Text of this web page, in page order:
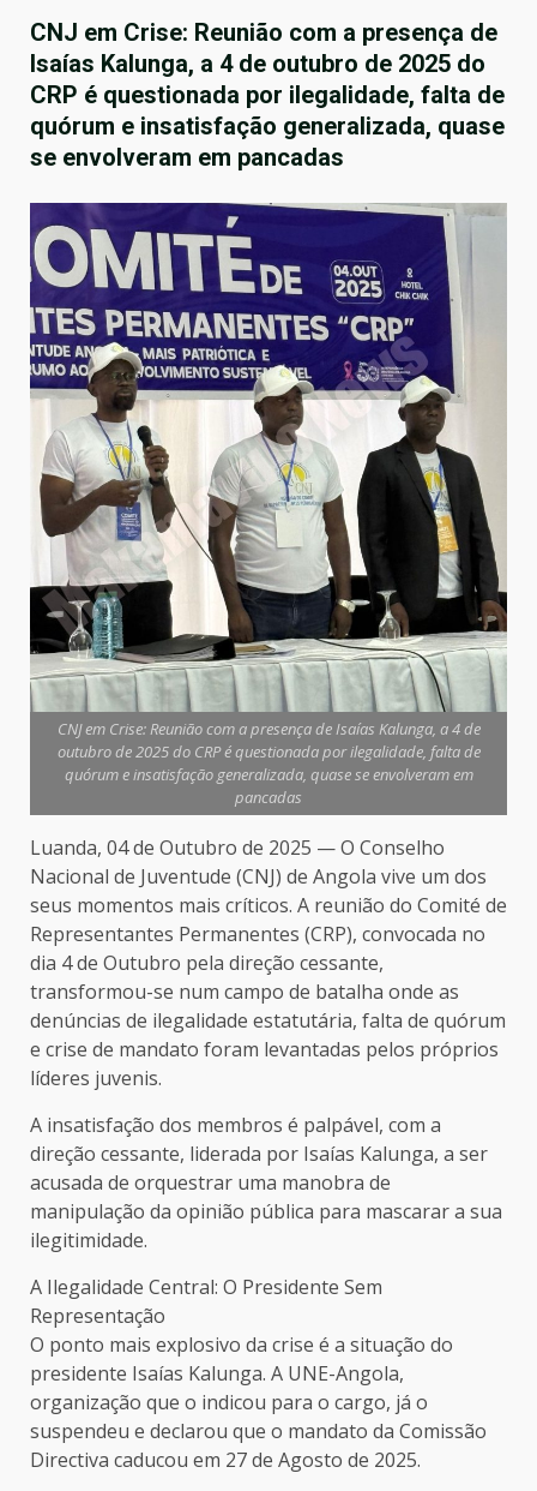
CNJ em Crise: Reunião com a presença de
Isaías Kalunga, a 4 de outubro de 2025 do
CRP é questionada por ilegalidade, falta de
quórum e insatisfação generalizada, quase
se envolveram em pancadas
CNJ em Crise: Reunião com a presença de Isaías Kalunga, a 4 de
outubro de 2025 do CRP é questionada por ilegalidade, falta de
quórum e insatisfação generalizada, quase se envolveram em
pancadas
Luanda, 04 de Outubro de 2025 — O Conselho
Nacional de Juventude (CNJ) de Angola vive um dos
seus momentos mais críticos. A reunião do Comité de
Representantes Permanentes (CRP), convocada no
dia 4 de Outubro pela direção cessante,
transformou-se num campo de batalha onde as
denúncias de ilegalidade estatutária, falta de quórum
e crise de mandato foram levantadas pelos próprios
líderes juvenis.
A insatisfação dos membros é palpável, com a
direção cessante, liderada por Isaías Kalunga, a ser
acusada de orquestrar uma manobra de
manipulação da opinião pública para mascarar a sua
ilegitimidade.
A Ilegalidade Central: O Presidente Sem
Representação
O ponto mais explosivo da crise é a situação do
presidente Isaías Kalunga. A UNE-Angola,
organização que o indicou para o cargo, já o
suspendeu e declarou que o mandato da Comissão
Directiva caducou em 27 de Agosto de 2025.